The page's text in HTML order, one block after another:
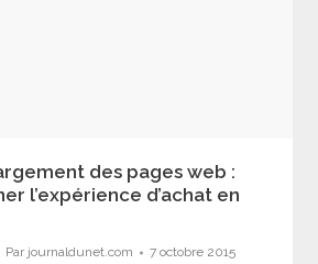
des pages web :
l’expérience d’achat en
Par journaldunet.com 7 octobre 2015